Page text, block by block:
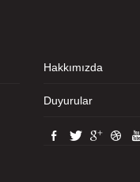
Hakkımızda
Duyurular